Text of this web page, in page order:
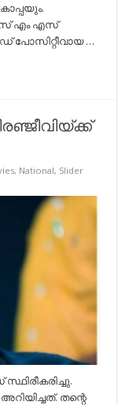
എം എസ്
പോസിറ്റീവായ …
, National, Slider
തന്റെ